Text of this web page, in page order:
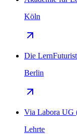
Köln
Die
Berlin
Via Labora UG
Lehrte